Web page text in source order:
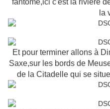
fantôme,ici c'est la rivière
la
Et pour terminer allons à
Saxe,sur les bords de
de la Citadelle qui se